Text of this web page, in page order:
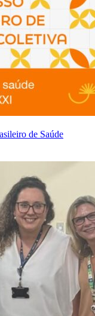
de Saúde